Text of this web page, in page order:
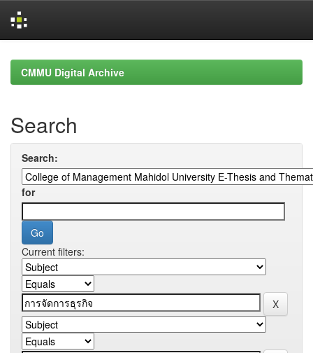
navigationCMMU Digital Archive
Search
Search:
for
Current filters: